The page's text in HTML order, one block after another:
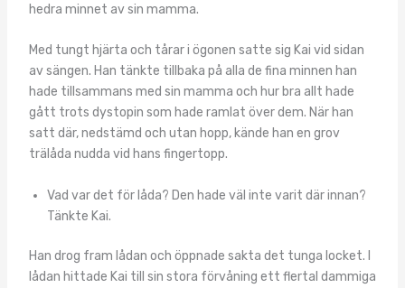
hedra minnet av sin mamma.
Med tungt hjärta och tårar i ögonen satte sig Kai vid sidan
av sängen. Han tänkte tillbaka på alla de fina minnen han
hade tillsammans med sin mamma och hur bra allt hade
gått trots dystopin som hade ramlat över dem. När han
satt där, nedstämd och utan hopp, kände han en grov
trälåda nudda vid hans fingertopp.
Vad var det för låda? Den hade väl inte varit där innan?
Tänkte Kai.
Han drog fram lådan och öppnade sakta det tunga locket. I
lådan hittade Kai till sin stora förvåning ett flertal dammiga